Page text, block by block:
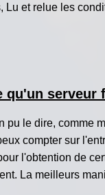
Lu et relue les
qu'un serveur
pu le dire, comme
compter sur
l'obtention de
La meilleurs